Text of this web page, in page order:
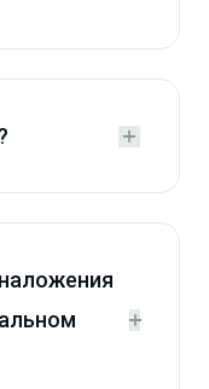



